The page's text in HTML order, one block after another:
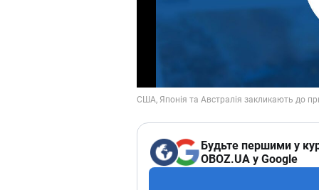
Будьте першими у
OBOZ.UA у Google